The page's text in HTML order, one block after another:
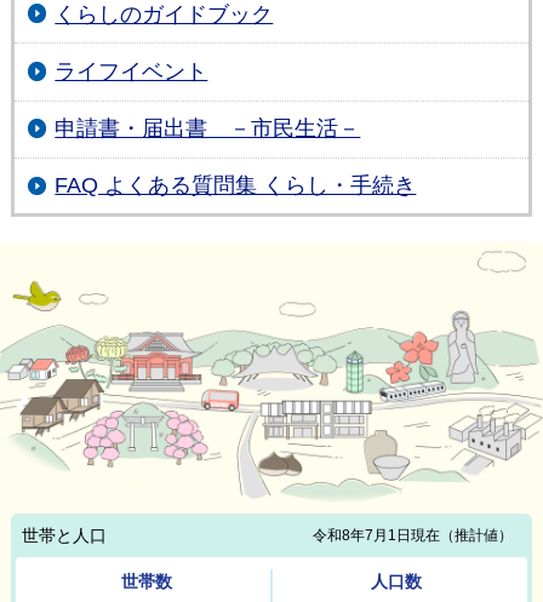
くらしのガイドブック
ライフイベント
申請書・届出書 －市民生活－
FAQ よくある質問集 くらし・手続き